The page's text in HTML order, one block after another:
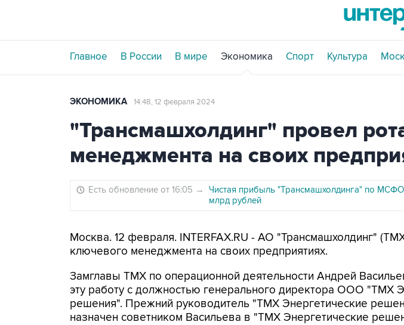
Главное В России В мире Экономика Спорт Культура
ЭКОНОМИКА 14:48, 12 февраля 2024
"Трансмашхолдинг" провел
менеджмента на своих
Есть обновление от 16:05 →
Чистая прибыль "Трансмашхолдинга" по МСФО
млрд рублей
Москва. 12 февраля. INTERFAX.RU - АО "Трансмашхолдинг"
ключевого менеджмента на своих предприятиях.
Замглавы ТМХ по операционной деятельности Андрей
эту работу с должностью генерального директора ООО "ТМХ
решения". Прежний руководитель "ТМХ Энергетические
назначен советником Васильева в "ТМХ Энергетические